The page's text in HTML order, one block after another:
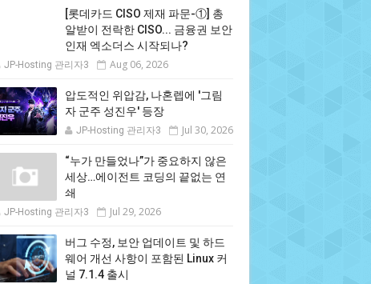
[롯데카드 CISO 제재 파문-①] 총
알받이 전락한 CISO... 금융권 보안
인재 엑소더스 시작되나?
JP-Hosting 관리자3 Aug 06, 2026
압도적인 위압감, 나혼렙에 '그림
자 군주 성진우' 등장
JP-Hosting 관리자3 Jul 30, 2026
“누가 만들었나”가 중요하지 않은
세상…에이전트 코딩의 끝없는 연
쇄
JP-Hosting 관리자3 Jul 29, 2026
버그 수정, 보안 업데이트 및 하드
웨어 개선 사항이 포함된 Linux 커
널 7.1.4 출시